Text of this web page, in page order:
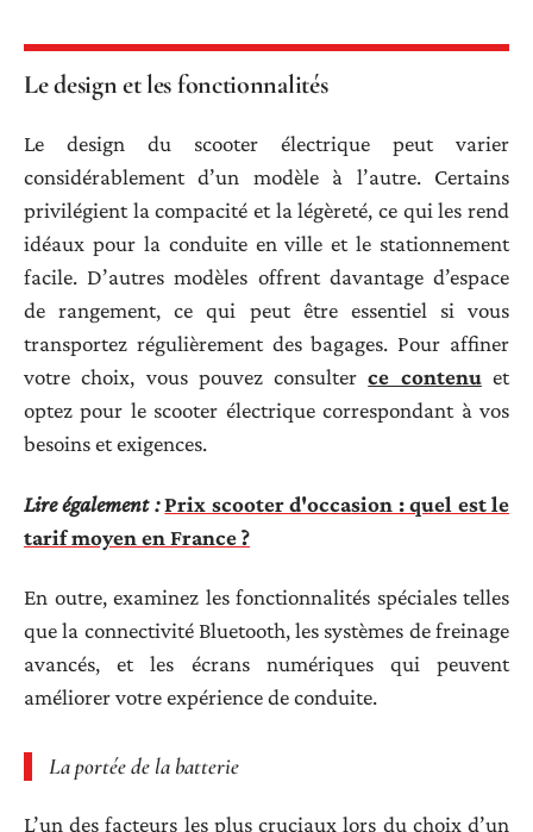
Le design et les fonctionnalités
Le design du scooter électrique peut varier
considérablement d’un modèle à l’autre. Certains
privilégient la compacité et la légèreté, ce qui les rend
idéaux pour la conduite en ville et le stationnement
facile. D’autres modèles offrent davantage d’espace
de rangement, ce qui peut être essentiel si vous
transportez régulièrement des bagages. Pour affiner
votre choix, vous pouvez consulterce contenuet
optez pour le scooter électrique correspondant à vos
besoins et exigences.
Lire également : Prix scooter d'occasion : quel est le
tarif moyen en France ?
En outre, examinez les fonctionnalités spéciales telles
que la connectivité Bluetooth, les systèmes de freinage
avancés, et les écrans numériques qui peuvent
améliorer votre expérience de conduite.
La portée de la batterie
L’un des facteurs les plus cruciaux lors du choix d’un